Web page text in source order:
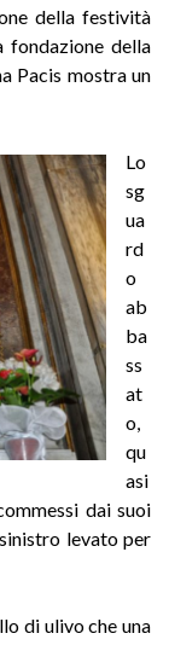
della festività
fondazione della
Pacis mostra un
Lo
sg
ua
rd
o
ab
ba
ss
at
o,
qu
asi
dai suoi
levato per
di ulivo che una